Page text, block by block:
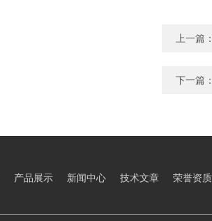
上一篇
下一篇
产品展示 新闻中心 技术文章 荣誉资质